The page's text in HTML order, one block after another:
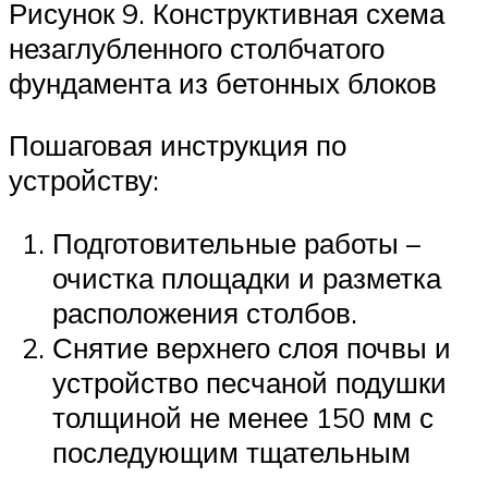
Рисунок 9. Конструктивная схема
незаглубленного столбчатого
фундамента из бетонных блоков
Пошаговая инструкция по
устройству:
Подготовительные работы –
очистка площадки и разметка
расположения столбов.
Снятие верхнего слоя почвы и
устройство песчаной подушки
толщиной не менее 150 мм с
последующим тщательным